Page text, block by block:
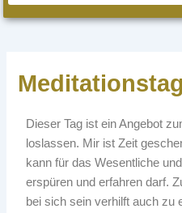
Meditationstag
Dieser Tag ist ein Angebot
loslassen. Mir ist Zeit
kann für das Wesentliche
erspüren und erfahren darf.
bei sich sein verhilft auch zu